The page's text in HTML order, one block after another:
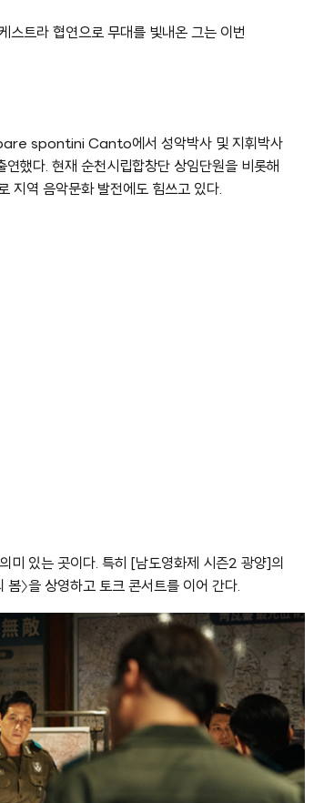
스트라 협연으로 무대를 빛내온 그는 이번
spontini Canto에서 성악박사 및 지휘박사
했다. 현재 순천시립합창단 상임단원을 비롯해
지역 음악문화 발전에도 힘쓰고 있다.
미 있는 곳이다. 특히 [남도영화제 시즌2 광양]의
봄〉을 상영하고 토크 콘서트를 이어 간다.